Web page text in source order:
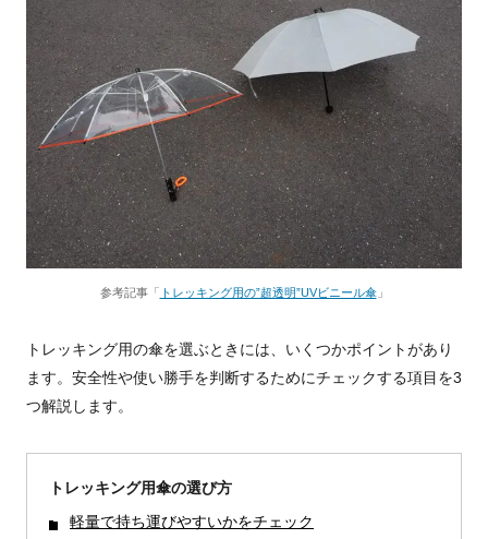
参考記事「 トレッキング用の”超透明”UVビニール傘」
トレッキング用の傘を選ぶときには、いくつかポイントがあり
ます。安全性や使い勝手を判断するためにチェックする項目を3
つ解説します。
トレッキング用傘の選び方
軽量で持ち運びやすいかをチェック